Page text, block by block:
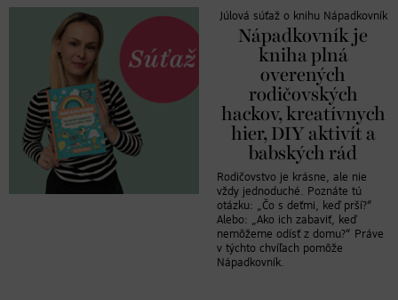
Júlová súťaž o knihu Nápadkovník
Nápadkovník je
kniha plná
overených
rodičovských
hackov, kreatívnych
hier, DIY aktivít a
babských rád
Rodičovstvo je krásne, ale nie
vždy jednoduché. Poznáte tú
otázku: „Čo s deťmi, keď prší?“
Alebo: „Ako ich zabaviť, keď
nemôžeme odísť z domu?“ Práve
v týchto chvíľach pomôže
Nápadkovník.